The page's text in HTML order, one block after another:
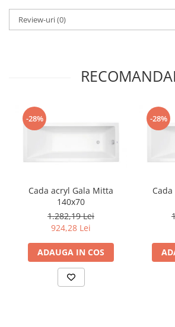
Review-uri(0)
-28%
Cada acryl Gala Mitta
140x70
1.282,19 Lei
924,28 Lei
ADAUGA IN COS
-28%